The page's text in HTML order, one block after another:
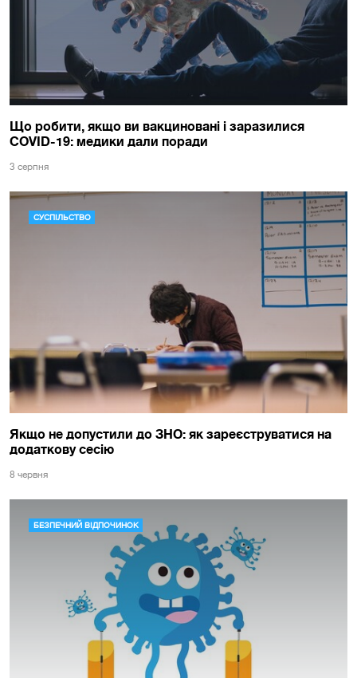
Що робити, якщо ви вакциновані і заразилися
COVID-19: медики дали поради
3 серпня
СУСПІЛЬСТВО
Якщо не допустили до ЗНО: як зареєструватися на
додаткову сесію
8 червня
БЕЗПЕЧНИЙ ВІДПОЧИНОК